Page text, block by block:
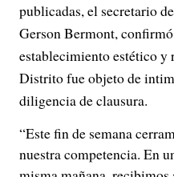
publicadas, el secretario
Gerson Bermont,
establecimiento estético y
Distrito fue objeto de
diligencia de clausura.
“Este fin de semana
nuestra competencia. En